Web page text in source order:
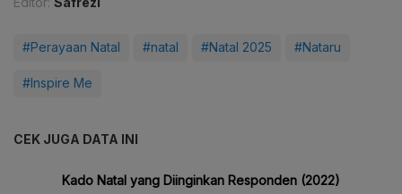
#Perayaan Natal #natal #Natal 2025 #Nataru
#Inspire Me
CEK JUGA DATA INI